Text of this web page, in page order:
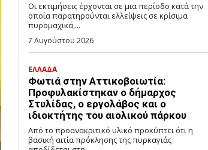
Οι εκτιμήσεις έρχονται σε μια περίοδο κατά την
οποία παρατηρούνται ελλείψεις σε κρίσιμα
πυρομαχικά,...
7 Αυγούστου 2026
ΕΛΛΑΔΑ
Φωτιά στην Αττικοβοιωτία:
Προφυλακίστηκαν ο δήμαρχος
Στυλίδας, ο εργολάβος και ο
ιδιοκτήτης του αιολικού πάρκου
Από το προανακριτικό υλικό προκύπτει ότι η
βασική αιτία πρόκλησης της πυρκαγιάς